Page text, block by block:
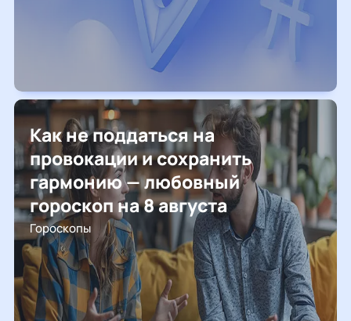
Как не поддаться на
провокации и сохранить
гармонию — любовный
гороскоп на 8 августа
Гороскопы